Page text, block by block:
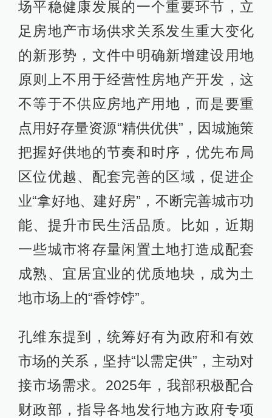
场平稳健康发展的一个重要环节，立
足房地产市场供求关系发生重大变化
的新形势，文件中明确新增建设用地
原则上不用于经营性房地产开发，这
不等于不供应房地产用地，而是要重
点用好存量资源“精供优供”，因城施策
把握好供地的节奏和时序，优先布局
区位优越、配套完善的区域，促进企
业“拿好地、建好房”，不断完善城市功
能、提升市民生活品质。比如，近期
一些城市将存量闲置土地打造成配套
成熟、宜居宜业的优质地块，成为土
地市场上的“香饽饽”。
孔维东提到，统筹好有为政府和有效
市场的关系，坚持“以需定供”，主动对
接市场需求。2025年，我部积极配合
财政部，指导各地发行地方政府专项